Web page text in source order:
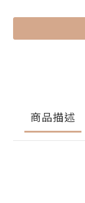
商品描述